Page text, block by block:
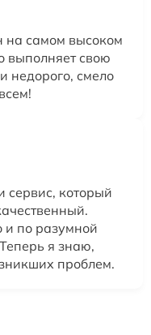
на самом высоком
выполняет свою
недорого, смело
сервис, который
и по разумной
я знаю,
проблем.